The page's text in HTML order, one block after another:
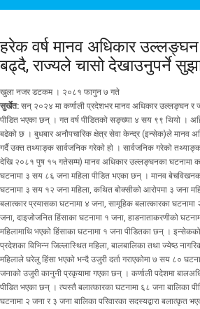
हरेक वर्ष मानव अधिकार उल्लङ्घन
बढ्दै, राज्यले चासो देखाउनुपर्ने
खुला नजर डटकम । २०८१ फागुन ७ गते
सुर्खेत: सन् २०२४ मा कर्णाली प्रदेशभर मानव अधिकार उल्लङ्घन र
पीडित भएका छन् । गत वर्ष पीडितको सङ्ख्या ४ सय ९९ थियो ।
बढेको छ । बुधबार अनौपचारिक क्षेत्र सेवा केन्द्र (इन्सेक)ले मानव
गर्दै उक्त तथ्याङ्क सार्वजनिक गरेकाे हाे । सार्वजनिक गरेको
देखि २०८१ पुष १५ गतेसम्म) मानव अधिकार उल्लङ्घनका घटनामा
घटनामा ३ सय ८६ जना महिला पीडित भएका छन् । मानव
घटनामा ३ सय १२ जना महिला, कथित बोक्सीको आरोपमा ३ जना
बलात्कार प्रयासका घटनामा ४ जना, सामूहिक बलात्कारका घटनामा
जना, दाइजोजनित हिंसाका घटनामा १ जना, हाडनाताकरणीको
महिलामाथि भएको हिंसाका घटनामा १ जना पीडितका छन् ।
प्रदेशका विभिन्न जिल्लास्थित महिला, बालबालिका तथा ज्येष्ठ
महिलाले घरेलु हिंसा भएको भन्दै उजुरी दर्ता गराएकोमा ७ सय ८०
जनाको उजुरी कानुनी प्रकृयामा गएका छन् । कर्णाली पदेशमा
पीडित भएका छन् । त्यस्तै बलात्कारका घटनामा ६८ जना बालिका
घटनामा २ जना र ३ जना बालिका परिवारका सदस्यद्वारा